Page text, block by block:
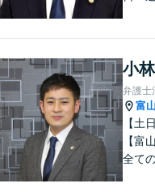
の声
勢は
小
弁護士
富
【土
【富
全て